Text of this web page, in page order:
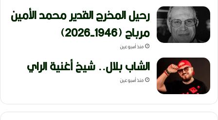
رحيل المخرج القدير محمد الأمين
مرباح (1946-2026)
منذ أسبوعين
الشاب بلال.. شيخ أغنية الراي
منذ أسبوعين